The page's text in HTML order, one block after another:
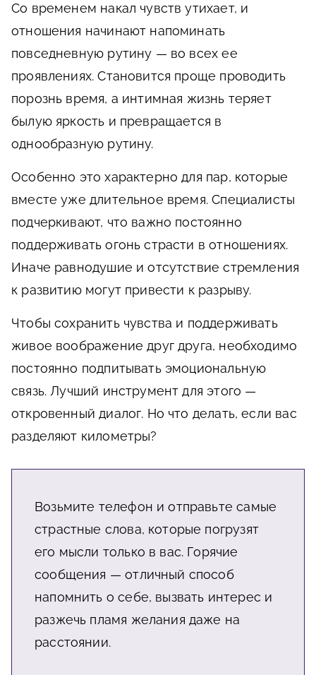
Со временем накал чувств утихает, и
отношения начинают напоминать
повседневную рутину — во всех ее
проявлениях. Становится проще проводить
порознь время, а интимная жизнь теряет
былую яркость и превращается в
однообразную рутину.
Особенно это характерно для пар, которые
вместе уже длительное время. Специалисты
подчеркивают, что важно постоянно
поддерживать огонь страсти в отношениях.
Иначе равнодушие и отсутствие стремления
к развитию могут привести к разрыву.
Чтобы сохранить чувства и поддерживать
живое воображение друг друга, необходимо
постоянно подпитывать эмоциональную
связь. Лучший инструмент для этого —
откровенный диалог. Но что делать, если вас
разделяют километры?
Возьмите телефон и отправьте самые
страстные слова, которые погрузят
его мысли только в вас. Горячие
сообщения — отличный способ
напомнить о себе, вызвать интерес и
разжечь пламя желания даже на
расстоянии.